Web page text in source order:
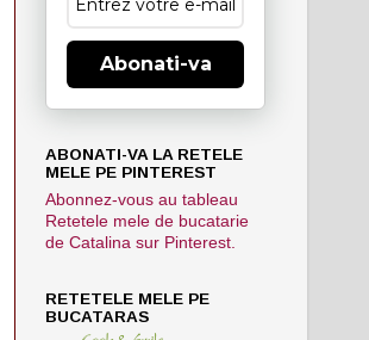
Abonati-va
ABONATI-VA LA RETELE
MELE PE PINTEREST
Abonnez-vous au tableau
Retetele mele de bucatarie
de Catalina sur Pinterest.
RETETELE MELE PE
BUCATARAS